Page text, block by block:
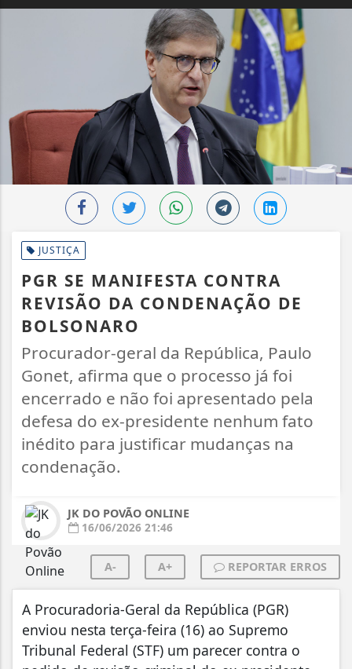
JUSTIÇA
PGR SE MANIFESTA CONTRA
REVISÃO DA CONDENAÇÃO DE
BOLSONARO
Procurador-geral da República, Paulo
Gonet, afirma que o processo já foi
encerrado e não foi apresentado pela
defesa do ex-presidente nenhum fato
inédito para justificar mudanças na
condenação.
JK DO POVÃO ONLINE
16/06/2026 21:46
A- A+ REPORTAR ERROS
A Procuradoria-Geral da República (PGR)
enviou nesta terça-feira (16) ao Supremo
Tribunal Federal (STF) um parecer contra o